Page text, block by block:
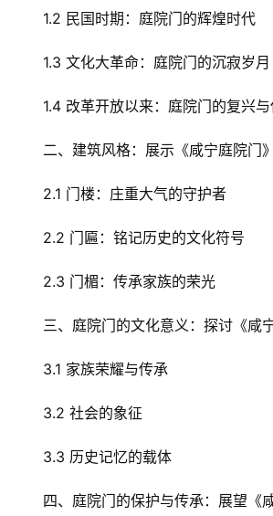
1.2 民国时期：庭院门的辉煌时代
1.3 文化大革命：庭院门的沉寂岁月
1.4 改革开放以来：庭院门的复兴
二、建筑风格：展示《咸宁庭院门
2.1 门楼：庄重大气的守护者
2.2 门匾：铭记历史的文化符号
2.3 门楣：传承家族的荣光
三、庭院门的文化意义：探讨《咸
3.1 家族荣耀与传承
3.2 社会的象征
3.3 历史记忆的载体
四、庭院门的保护与传承：展望《